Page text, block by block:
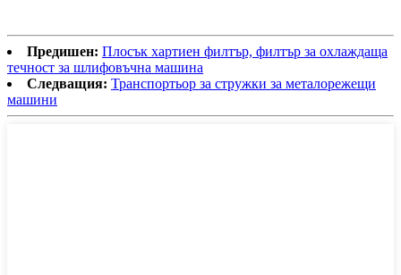
Предишен: Плосък хартиен филтър, филтър за охлаждаща
течност за шлифовъчна машина
Следващия: Транспортьор за стружки за металорежещи
машини